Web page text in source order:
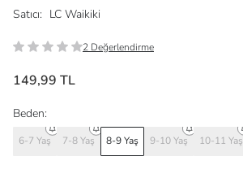
Satıcı: LC Waikiki
2 Değerlendirme
149,99 TL
Beden:
6-7 Yaş 7-8 Yaş 8-9 Yaş 9-10 Yaş 10-11 Yaş